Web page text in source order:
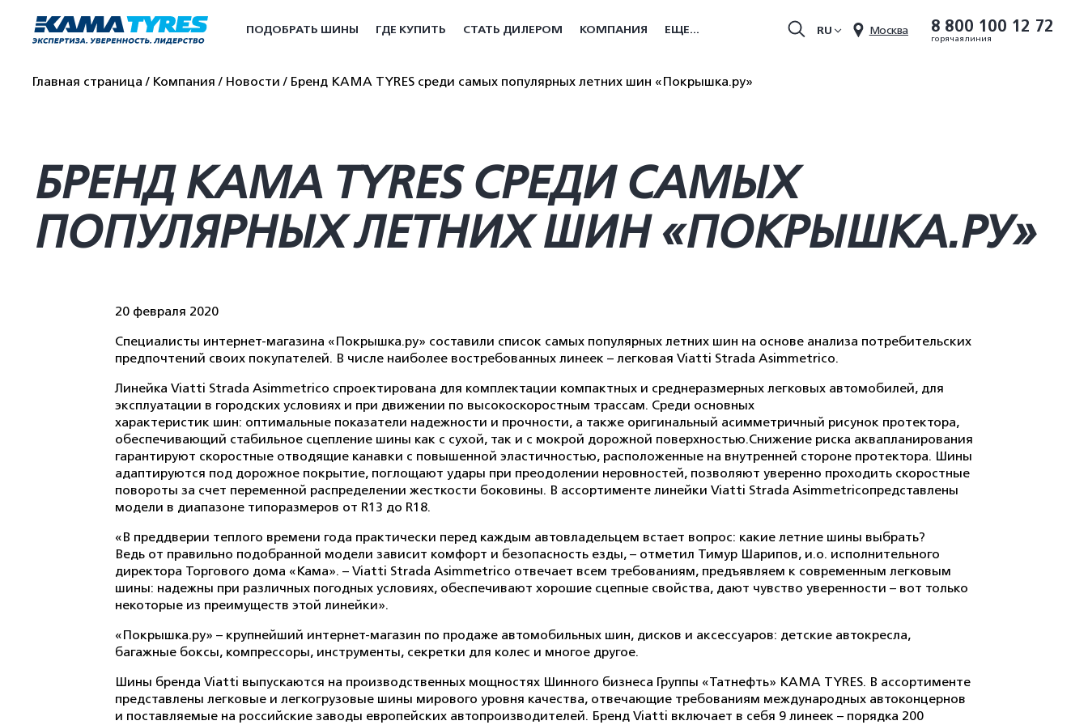
8 800 100 12 72
горячая линия
Москва
RU
ПОДОБРАТЬ ШИНЫ ГДЕ КУПИТЬ СТАТЬ ДИЛЕРОМ КОМПАНИЯ ЕЩЕ...
Главная страница Компания Новости Бренд KAMA TYRES среди самых популярных летних шин «Покрышка.ру»
БРЕНД KAMA TYRES СРЕДИ САМЫХ
ПОПУЛЯРНЫХ ЛЕТНИХ ШИН «ПОКРЫШКА.РУ»
20 февраля 2020
Специалисты интернет-магазина «Покрышка.ру» составили список самых популярных летних шин на основе анализа потребительских
предпочтений своих покупателей. В числе наиболее востребованных линеек – легковая Viatti Strada Asimmetrico.
Линейка Viatti Strada Asimmetrico спроектирована для комплектации компактных и среднеразмерных легковых автомобилей, для
эксплуатации в городских условиях и при движении по высокоскоростным трассам. Среди основных
характеристик шин: оптимальные показатели надежности и прочности, а также оригинальный асимметричный рисунок протектора,
обеспечивающий стабильное сцепление шины как с сухой, так и с мокрой дорожной поверхностью.Снижение риска аквапланирования
гарантируют скоростные отводящие канавки с повышенной эластичностью, расположенные на внутренней стороне протектора. Шины
адаптируются под дорожное покрытие, поглощают удары при преодолении неровностей, позволяют уверенно проходить скоростные
повороты за счет переменной распределении жесткости боковины. В ассортименте линейки Viatti Strada Asimmetricoпредставлены
модели в диапазоне типоразмеров от R13 до R18.
«В преддверии теплого времени года практически перед каждым автовладельцем встает вопрос: какие летние шины выбрать?
Ведь от правильно подобранной модели зависит комфорт и безопасность езды, – отметил Тимур Шарипов, и.о. исполнительного
директора Торгового дома «Кама». – Viatti Strada Asimmetrico отвечает всем требованиям, предъявляем к современным легковым
шины: надежны при различных погодных условиях, обеспечивают хорошие сцепные свойства, дают чувство уверенности – вот только
некоторые из преимуществ этой линейки».
«Покрышка.ру» – крупнейший интернет-магазин по продаже автомобильных шин, дисков и аксессуаров: детские автокресла,
багажные боксы, компрессоры, инструменты, секретки для колес и многое другое.
Шины бренда Viatti выпускаются на производственных мощностях Шинного бизнеса Группы «Татнефть» KAMA TYRES. В ассортименте
представлены легковые и легкогрузовые шины мирового уровня качества, отвечающие требованиям международных автоконцернов
и поставляемые на российские заводы европейских автопроизводителей. Бренд Viatti включает в себя 9 линеек – порядка 200